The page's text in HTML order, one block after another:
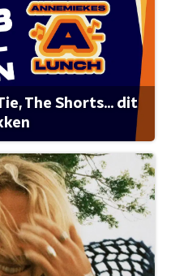
The Shorts... dit